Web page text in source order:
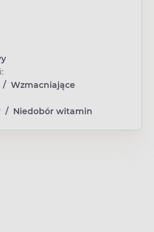
/ Wzmacniające
/ Niedobór witamin